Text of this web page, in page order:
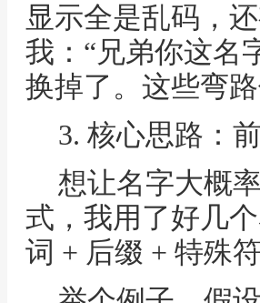
显示全是乱码，
我：“兄弟你这名
换掉了。这些弯
3. 核心思路：
想让名字大概
式，我用了好几
词 + 后缀 + 特殊